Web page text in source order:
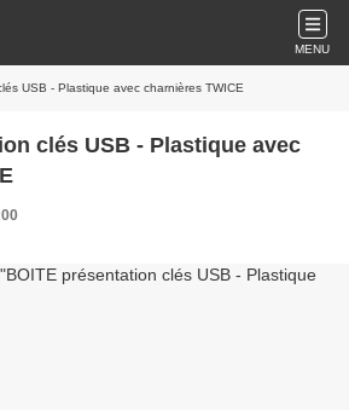
MENU
USB - Plastique avec charnières TWICE
clés USB - Plastique avec